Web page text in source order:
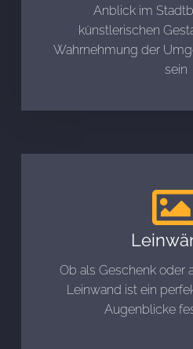
Anblick im
künstlerischen
Wahrnehmung der
sein
Ob als Geschenk oder
Leinwand ist ein
Augenblicke